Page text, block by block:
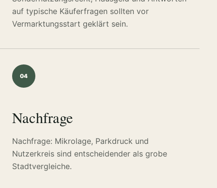
auf typische Käuferfragen sollten vor
Vermarktungsstart geklärt sein.
04
Nachfrage
Nachfrage: Mikrolage, Parkdruck und
Nutzerkreis sind entscheidender als grobe
Stadtvergleiche.